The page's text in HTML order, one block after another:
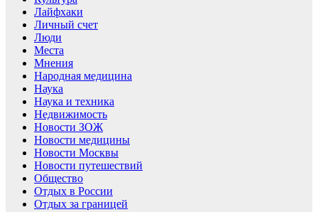
Лайфхаки
Личный счет
Люди
Места
Мнения
Народная медицина
Наука
Наука и техника
Недвижимость
Новости ЗОЖ
Новости медицины
Новости Москвы
Новости путешествий
Общество
Отдых в России
Отдых за границей